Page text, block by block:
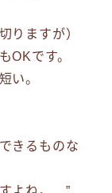
りますが）
OKです。
い。
きるものな